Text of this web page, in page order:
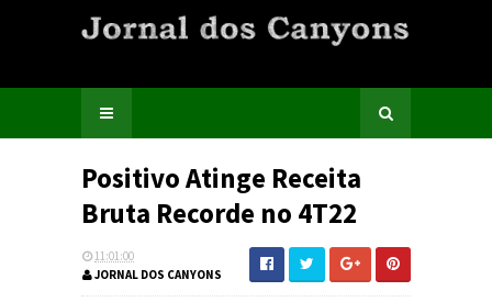
Positivo Atinge Receita
Bruta Recorde no 4T22
11:01:00
JORNAL DOS CANYONS